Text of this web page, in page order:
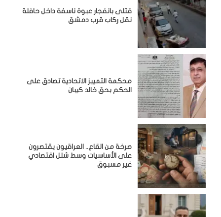
قتلى بانفجار عبوة ناسفة داخل حافلة
نقل ركاب قرب دمشق
محكمة التمييز الاتحادية تصادق على
الحكم بحق خالد كيبان
صرخة من القاع.. العراقيون يقتصرون
على الأساسيات وسط شلل اقتصادي
غير مسبوق